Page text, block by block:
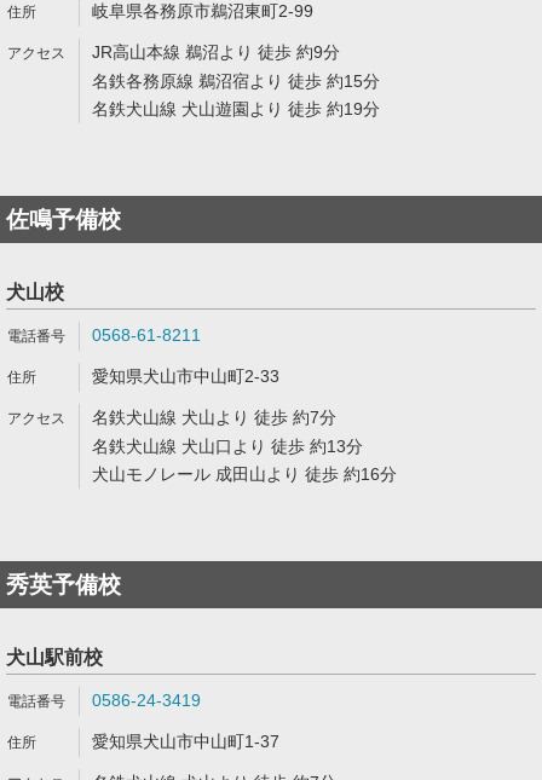
岐阜県各務原市鵜沼東町2-99
JR高山本線 鵜沼より 徒歩 約9分
名鉄各務原線 鵜沼宿より 徒歩 約15分
名鉄犬山線 犬山遊園より 徒歩 約19分
佐鳴予備校
犬山校
0568-61-8211
愛知県犬山市中山町2-33
名鉄犬山線 犬山より 徒歩 約7分
名鉄犬山線 犬山口より 徒歩 約13分
犬山モノレール 成田山より 徒歩 約16分
秀英予備校
犬山駅前校
0586-24-3419
愛知県犬山市中山町1-37